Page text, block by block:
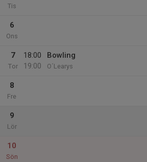
Tis
6
Ons
7
Tor
18:00
19:00
Bowling
O´Learys
8
Fre
9
Lör
10
Sön